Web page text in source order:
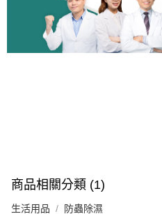
商品相關分類 (1)
生活用品 防蟲除濕